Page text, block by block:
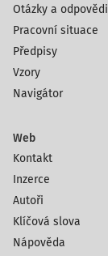
Otázky a odpovědi
Pracovní situace
Předpisy
Vzory
Navigátor
Web
Kontakt
Inzerce
Autoři
Klíčová slova
Nápověda